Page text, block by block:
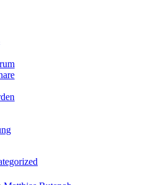
Kategorien